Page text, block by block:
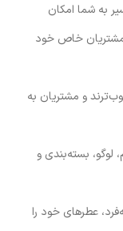
به شما امکان
مشتریان خاص خود
و مشتریان به
لوگو، بسته‌بندی و
عطرهای خود را